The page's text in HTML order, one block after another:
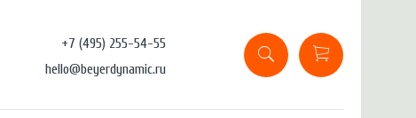
+7 (495) 255-54-55
hello@beyerdynamic.ru